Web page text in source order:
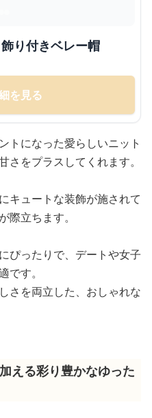
り付きベレー帽
を見る
トになった愛らしいニット
さをプラスしてくれます。
キュートな装飾が施されて
際立ちます。
ぴったりで、デートや女子
です。
さを両立した、おしゃれな
える彩り豊かなゆった